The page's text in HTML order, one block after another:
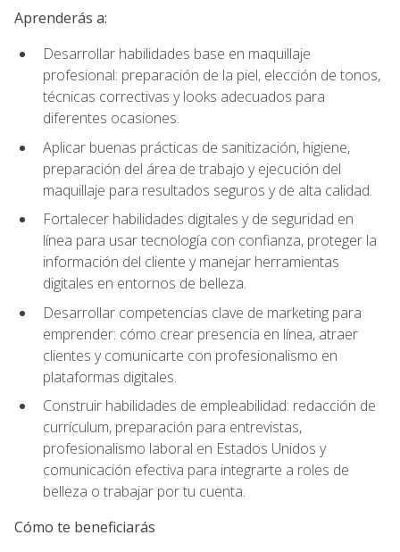
Aprenderás a:
Desarrollar habilidades base en maquillaje
profesional: preparación de la piel, elección de tonos,
técnicas correctivas y looks adecuados para
diferentes ocasiones.
Aplicar buenas prácticas de sanitización, higiene,
preparación del área de trabajo y ejecución del
maquillaje para resultados seguros y de alta calidad.
Fortalecer habilidades digitales y de seguridad en
línea para usar tecnología con confianza, proteger la
información del cliente y manejar herramientas
digitales en entornos de belleza.
Desarrollar competencias clave de marketing para
emprender: cómo crear presencia en línea, atraer
clientes y comunicarte con profesionalismo en
plataformas digitales.
Construir habilidades de empleabilidad: redacción de
currículum, preparación para entrevistas,
profesionalismo laboral en Estados Unidos y
comunicación efectiva para integrarte a roles de
belleza o trabajar por tu cuenta.
Cómo te beneficiarás